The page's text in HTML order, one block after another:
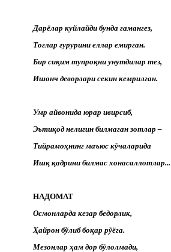
Дарёлар куйлайди бунда ғамангез,
Тоғлар ғурурини еллар емирган.
Бир сиқим тупроқни унутдилар тез,
Ишонч деворлари секин кемрилган.
Умр айвонида юрар ивирсиб,
Эътиқод нелигин билмаган зотлар –
Тийрамоҳнинг маъюс кўчаларида
Ишқ қадрини билмас хонасаллотлар...
НАДОМАТ
Осмонларда кезар бедорлик,
Ҳайрон бўлиб боқар рўёга.
Мезонлар ҳам дор бўлолмади,